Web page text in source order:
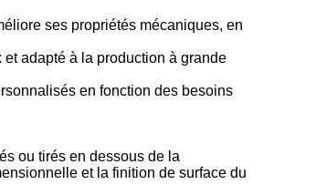
ses propriétés mécaniques, en
adapté à la production à grande
en fonction des besoins
ou tirés en dessous de la
et la finition de surface du